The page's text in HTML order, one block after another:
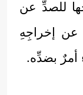
للصدِّ عن
عن إخراجِهِ
أمرٌ بضدِّه.